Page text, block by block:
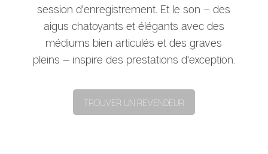
session d'enregistrement. Et le son – des
aigus chatoyants et élégants avec des
médiums bien articulés et des graves
pleins – inspire des prestations d'exception.
TROUVER UN REVENDEUR